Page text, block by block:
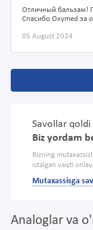
Отличный бальзам!
Спасибо Oxymed за
05 August 2024
Savollar qoldi
Biz yordam
Bizning
istalgan vaqti
Mutaxassisga
Analoglar va